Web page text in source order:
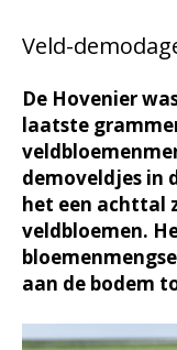
Veld-
De Hovenier
laatste
demoveldjes in
het een achttal
veldbloemen.
aan de bodem